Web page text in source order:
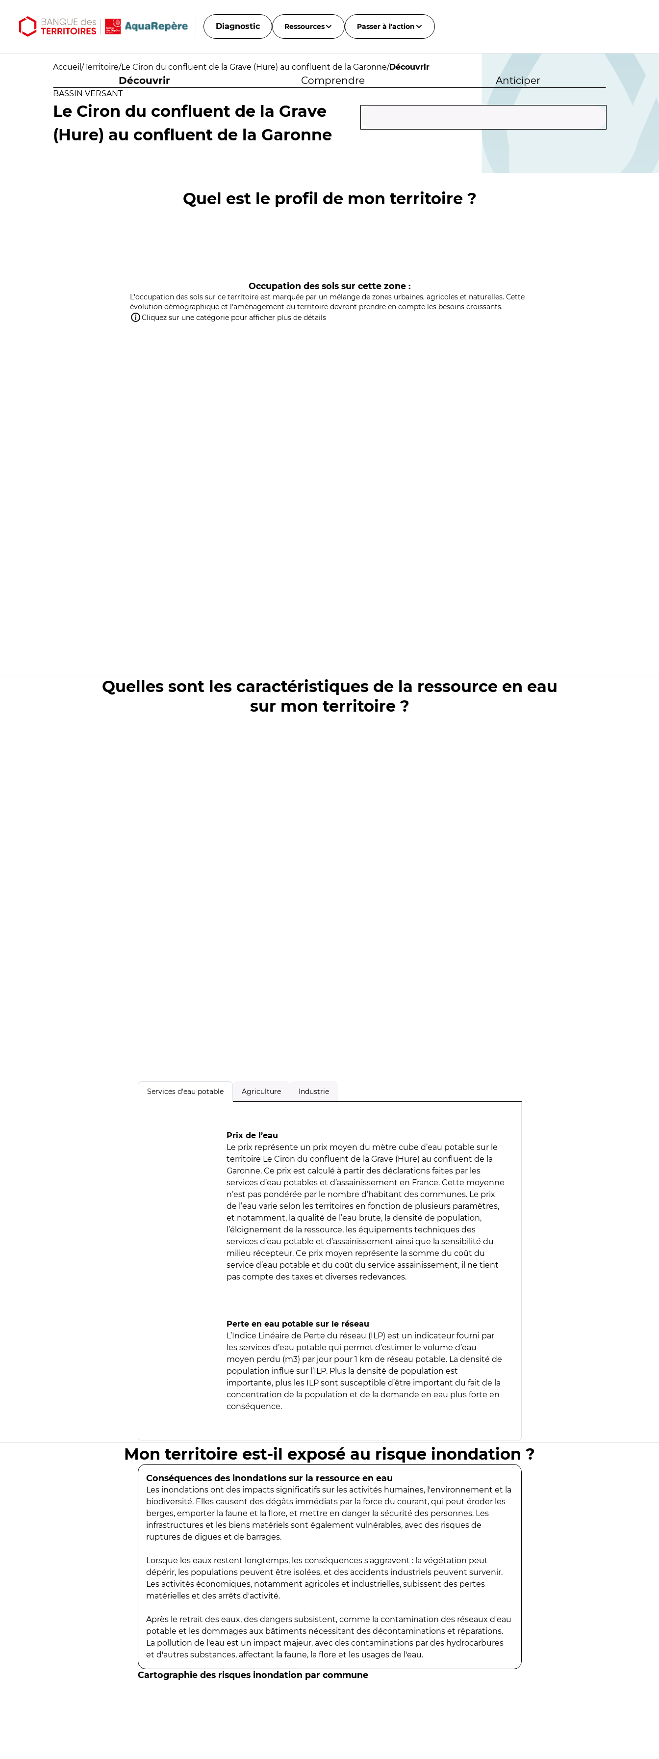
Diagnostic Ressources Passer à l'action
Accueil /Territoire/Le Ciron du confluent de la Grave (Hure) au confluent de la Garonne/Découvrir
Découvrir Comprendre Anticiper
BASSIN VERSANT
Le Ciron du confluent de la Grave
(Hure) au confluent de la Garonne
Quel est le profil de mon territoire ?
Occupation des sols sur cette zone :
L'occupation des sols sur ce territoire est marquée par un mélange de zones urbaines, agricoles et naturelles. Cette
évolution démographique et l'aménagement du territoire devront prendre en compte les besoins croissants.
Cliquez sur une catégorie pour afficher plus de détails
Quelles sont les caractéristiques de la ressource en eau
sur mon territoire ?
Services d'eau potable Agriculture Industrie
Prix de l’eau
Le prix représente un prix moyen du mètre cube d’eau potable sur le
territoire Le Ciron du confluent de la Grave (Hure) au confluent de la
Garonne. Ce prix est calculé à partir des déclarations faites par les
services d’eau potables et d’assainissement en France. Cette moyenne
n’est pas pondérée par le nombre d’habitant des communes. Le prix
de l’eau varie selon les territoires en fonction de plusieurs paramètres,
et notamment, la qualité de l’eau brute, la densité de population,
l’éloignement de la ressource, les équipements techniques des
services d’eau potable et d’assainissement ainsi que la sensibilité du
milieu récepteur. Ce prix moyen représente la somme du coût du
service d’eau potable et du coût du service assainissement, il ne tient
pas compte des taxes et diverses redevances.
Perte en eau potable sur le réseau
L’Indice Linéaire de Perte du réseau (ILP) est un indicateur fourni par
les services d’eau potable qui permet d’estimer le volume d’eau
moyen perdu (m3) par jour pour 1 km de réseau potable. La densité de
population influe sur l’ILP. Plus la densité de population est
importante, plus les ILP sont susceptible d’être important du fait de la
concentration de la population et de la demande en eau plus forte en
conséquence.
Mon territoire est-il exposé au risque inondation ?
Conséquences des inondations sur la ressource en eau
Les inondations ont des impacts significatifs sur les activités humaines, l'environnement et la
biodiversité. Elles causent des dégâts immédiats par la force du courant, qui peut éroder les
berges, emporter la faune et la flore, et mettre en danger la sécurité des personnes. Les
infrastructures et les biens matériels sont également vulnérables, avec des risques de
ruptures de digues et de barrages.
Lorsque les eaux restent longtemps, les conséquences s'aggravent : la végétation peut
dépérir, les populations peuvent être isolées, et des accidents industriels peuvent survenir.
Les activités économiques, notamment agricoles et industrielles, subissent des pertes
matérielles et des arrêts d'activité.
Après le retrait des eaux, des dangers subsistent, comme la contamination des réseaux d'eau
potable et les dommages aux bâtiments nécessitant des décontaminations et réparations.
La pollution de l'eau est un impact majeur, avec des contaminations par des hydrocarbures
et d'autres substances, affectant la faune, la flore et les usages de l'eau.
Cartographie des risques inondation par commune